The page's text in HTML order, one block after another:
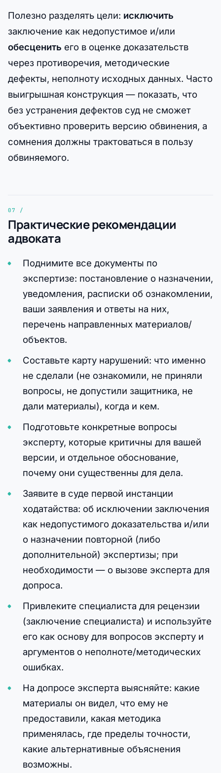
Полезно разделять цели: исключить
заключение как недопустимое и/или
обесценить его в оценке доказательств
через противоречия, методические
дефекты, неполноту исходных данных. Часто
выигрышная конструкция — показать, что
без устранения дефектов суд не сможет
объективно проверить версию обвинения, а
сомнения должны трактоваться в пользу
обвиняемого.
Практические рекомендации
адвоката
Поднимите все документы по
экспертизе: постановление о назначении,
уведомления, расписки об ознакомлении,
ваши заявления и ответы на них,
перечень направленных материалов/
объектов.
Составьте карту нарушений: что именно
не сделали (не ознакомили, не приняли
вопросы, не допустили защитника, не
дали материалы), когда и кем.
Подготовьте конкретные вопросы
эксперту, которые критичны для вашей
версии, и отдельное обоснование,
почему они существенны для дела.
Заявите в суде первой инстанции
ходатайства: об исключении заключения
как недопустимого доказательства и/или
о назначении повторной (либо
дополнительной) экспертизы; при
необходимости — о вызове эксперта для
допроса.
Привлеките специалиста для рецензии
(заключение специалиста) и используйте
его как основу для вопросов эксперту и
аргументов о неполноте/методических
ошибках.
На допросе эксперта выясняйте: какие
материалы он видел, что ему не
предоставили, какая методика
применялась, где пределы точности,
какие альтернативные объяснения
возможны.